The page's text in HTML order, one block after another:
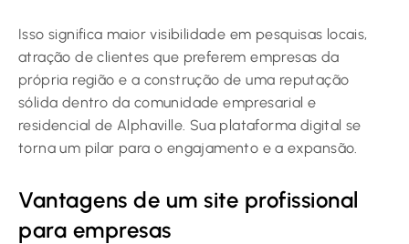
Isso significa maior visibilidade em pesquisas locais,
atração de clientes que preferem empresas da
própria região e a construção de uma reputação
sólida dentro da comunidade empresarial e
residencial de Alphaville. Sua plataforma digital se
torna um pilar para o engajamento e a expansão.
Vantagens de um site profissional
para empresas